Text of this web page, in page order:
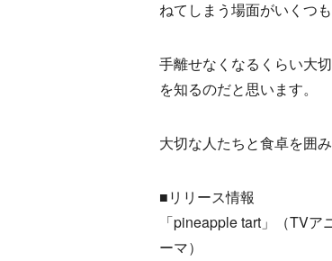
ねてしまう場面がいくつも
手離せなくなるくらい大
を知るのだと思います。
大切な人たちと食卓を囲
■リリース情報
「pineapple tart」（TV
ーマ）